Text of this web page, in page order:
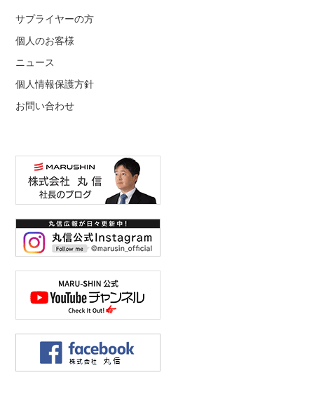
サプライヤーの方
個人のお客様
ニュース
個人情報保護方針
お問い合わせ